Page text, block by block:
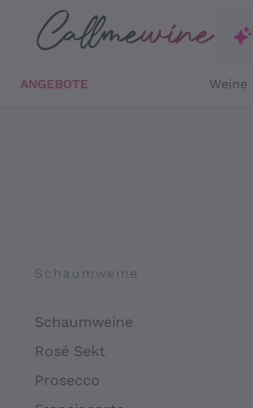
Zum Hauptinhalt springen
ANGEBOTE Weine
Schaumweine
Schaumweine
Rosé Sekt
Prosecco